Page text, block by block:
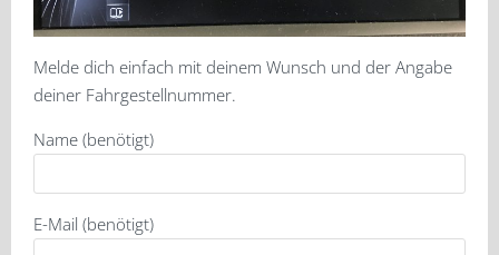
Melde dich einfach mit deinem Wunsch und der Angabe
deiner Fahrgestellnummer.
Name (benötigt)
E-Mail (benötigt)